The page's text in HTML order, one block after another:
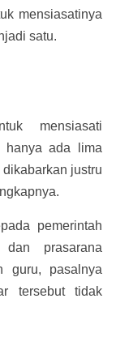
mensiasatinya
satu.
mensiasati
hanya ada lima
justru
pemerintah
prasarana
guru, pasalnya
tersebut tidak